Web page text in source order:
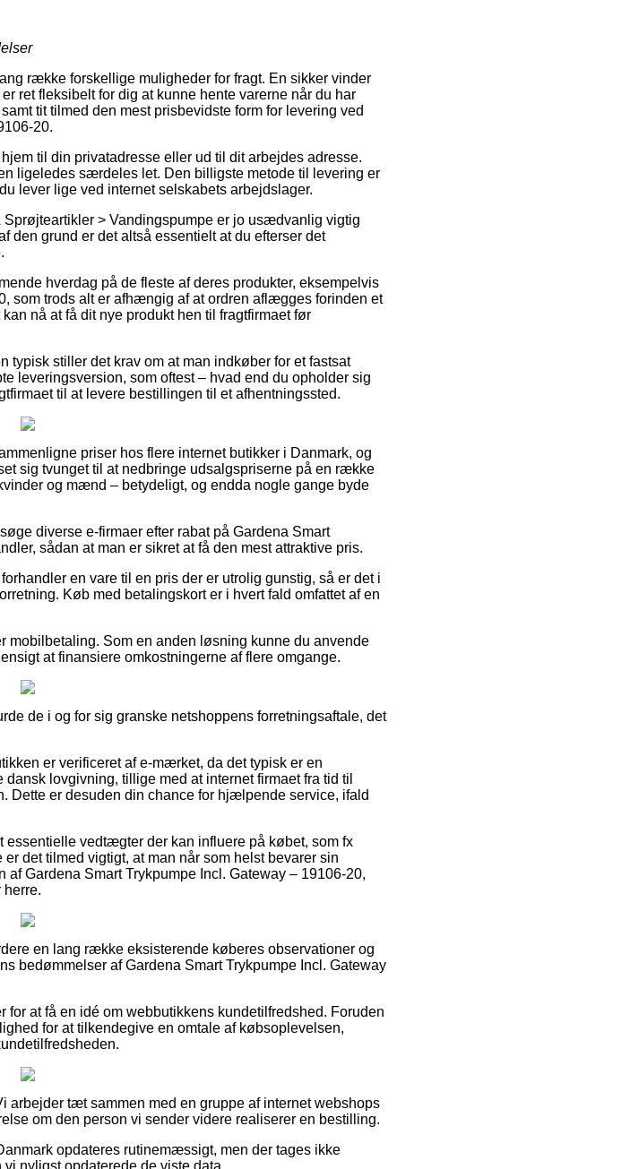
række forskellige muligheder for fragt. En sikker vinder
ret fleksibelt for dig at kunne hente varerne når du har
tit tilmed den mest prisbevidste form for levering ved
20.
til din privatadresse eller ud til dit arbejdes adresse.
ligeledes særdeles let. Den billigste metode til levering er
lever lige ved internet selskabets arbejdslager.
> Vandingspumpe er jo usædvanlig vigtig
den grund er det altså essentielt at du efterser det
hverdag på de fleste af deres produkter, eksempelvis
som trods alt er afhængig af at ordren aflægges forinden et
nå at få dit nye produkt hen til fragtfirmaet før
stiller det krav om at man indkøber for et fastsat
leveringsversion, som oftest – hvad end du opholder sig
til at levere bestillingen til et afhentningssted.
priser hos flere internet butikker i Danmark, og
sig tvunget til at nedbringe udsalgspriserne på en række
og mænd – betydeligt, og endda nogle gange byde
diverse e-firmaer efter rabat på Gardena Smart
sådan at man er sikret at få den mest attraktive pris.
en vare til en pris der er utrolig gunstig, så er det i
Køb med betalingskort er i hvert fald omfattet af en
mobilbetaling. Som en anden løsning kunne du anvende
at finansiere omkostningerne af flere omgange.
de i og for sig granske netshoppens forretningsaftale, det
er verificeret af e-mærket, da det typisk er en
lovgivning, tillige med at internet firmaet fra tid til
Dette er desuden din chance for hjælpende service, ifald
essentielle vedtægter der kan influere på købet, som fx
det tilmed vigtigt, at man når som helst bevarer sin
Gardena Smart Trykpumpe Incl. Gateway – 19106-20,
herre.
en lang række eksisterende køberes observationer og
bedømmelser af Gardena Smart Trykpumpe Incl. Gateway
at få en idé om webbutikkens kundetilfredshed. Foruden
for at tilkendegive en omtale af købsoplevelsen,
arbejder tæt sammen med en gruppe af internet webshops
om den person vi sender videre realiserer en bestilling.
opdateres rutinemæssigt, men der tages ikke
nyligst opdaterede de viste data.